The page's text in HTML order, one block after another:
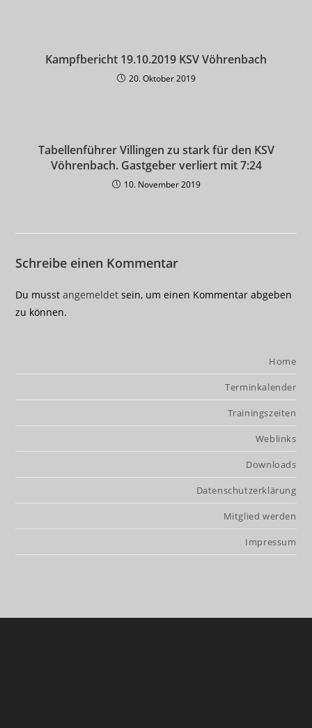
Kampfbericht 19.10.2019 KSV Vöhrenbach
20. Oktober 2019
Tabellenführer Villingen zu stark für den KSV
Vöhrenbach. Gastgeber verliert mit 7:24
10. November 2019
Schreibe einen Kommentar
Du musstangemeldet sein, um einen Kommentar abgeben
zu können.
Home
Terminkalender
Trainingszeiten
Weblinks
Downloads
Datenschutzerklärung
Mitglied werden
Impressum